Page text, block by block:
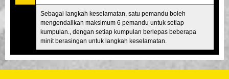
Sebagai langkah keselamatan, satu pemandu boleh
mengendalikan maksimum 6 pemandu untuk setiap
kumpulan., dengan setiap kumpulan berlepas beberapa
minit berasingan untuk langkah keselamatan.